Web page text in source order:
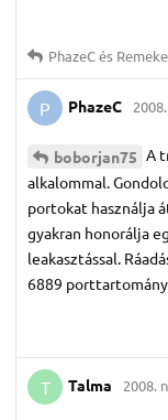
PhazeCés
P PhazeC
boborjan75 A
alkalommal.
portokat használja
gyakran honorálja
leakasztással.
6889
T Talma 2008.